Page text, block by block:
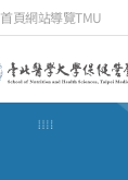
首頁網站導覽TMU